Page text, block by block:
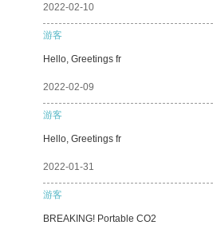
2022-02-10
游客
Hello, Greetings fr
2022-02-09
游客
Hello, Greetings fr
2022-01-31
游客
BREAKING! Portable CO2